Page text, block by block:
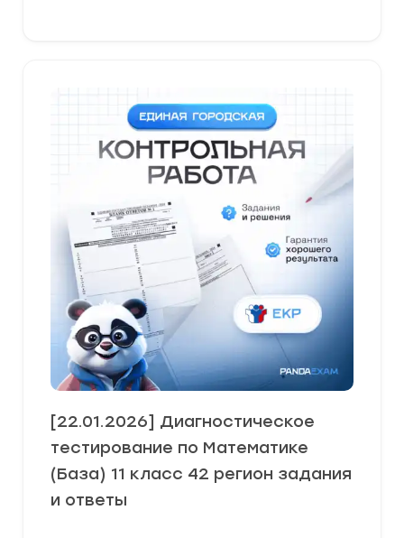
[22.01.2026] Диагностическое
тестирование по Математике
(База) 11 класс 42 регион задания
и ответы